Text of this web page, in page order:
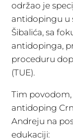
održao je
antidopingu u
Šibalića, sa
antidopinga,
proceduru
(TUE).
Tim
antidoping
Andreju na
edukaciji: